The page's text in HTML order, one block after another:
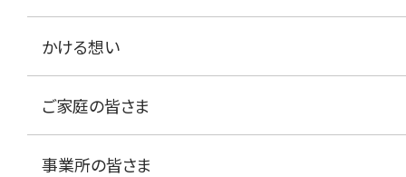
かける想い
ご家庭の皆さま
事業所の皆さま